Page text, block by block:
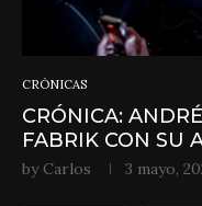
CRÓNICAS
CRÓNICA:
FABRIK CON SU
by Carlos 3 mayo,